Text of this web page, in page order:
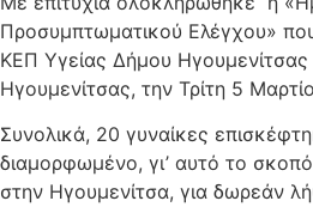
Προσυμπτωματικού Ελέγχου»
ΚΕΠ Υγείας Δήμου Ηγουμενίτσας
Ηγουμενίτσας, την Τρίτη 5
Συνολικά, 20 γυναίκες
διαμορφωμένο, γι’ αυτό το
στην Ηγουμενίτσα, για δωρεάν